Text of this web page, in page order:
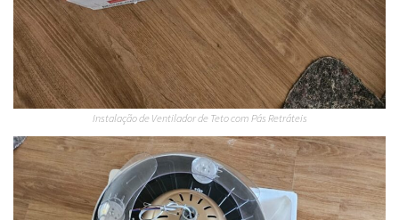
Instalação de Ventilador de Teto com Pás Retráteis